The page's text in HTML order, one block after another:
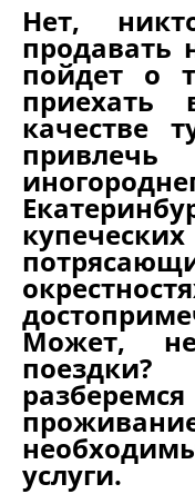
Нет,
продавать
пойдет о
приехать
качестве
Может,
услуги.